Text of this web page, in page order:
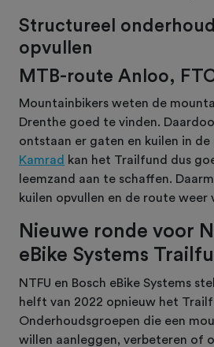
Structureel
opvullen
MTB-route Anloo,
Mountainbikers weten de
Drenthe goed te vinden.
ontstaan er gaten en kuilen in de
Kamrad kan het Trailfund dus
leemzand aan te schaffen.
kuilen opvullen en de route weer
Nieuwe ronde voor
eBike Systems
NTFU en Bosch eBike Systems
helft van 2022 opnieuw het
Onderhoudsgroepen die een
willen aanleggen, verbeteren of